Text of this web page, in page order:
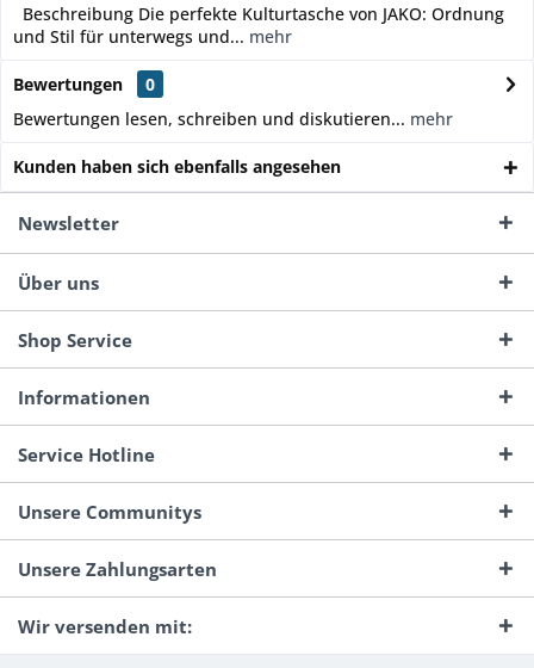
Beschreibung Die perfekte Kulturtasche von JAKO: Ordnung
und Stil für unterwegs und... mehr
Bewertungen
0
Bewertungen lesen, schreiben und diskutieren... mehr
Kunden haben sich ebenfalls angesehen
Newsletter
Über uns
Shop Service
Informationen
Service Hotline
Unsere Communitys
Unsere Zahlungsarten
Wir versenden mit: